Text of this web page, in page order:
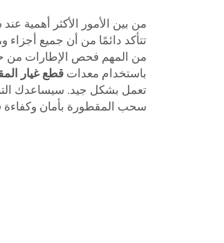
من بين الأمور الأكثر أهمية
تتأكد دائمًا من أن جميع
من المهم فحص الإطارات من
باستخدام معدات قطع غيار
تعمل بشكل جيد. سيساعدك
سحب المقطورة بأمان وكفاءة